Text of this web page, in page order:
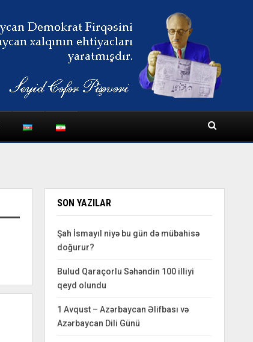
SON YAZILAR
Şah İsmayıl niyə bu gün də mübahisə
doğurur?
Bulud Qaraçorlu Səhəndin 100 illiyi
qeyd olundu
1 Avqust – Azərbaycan Əlifbası və
Azərbaycan Dili Günü